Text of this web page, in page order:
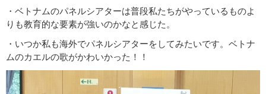
・ベトナムのパネルシアターは普段私たちがやっているものよ
りも教育的な要素が強いのかなと感じた。
・いつか私も海外でパネルシアターをしてみたいです。ベトナ
ムのカエルの歌がかわいかった！！